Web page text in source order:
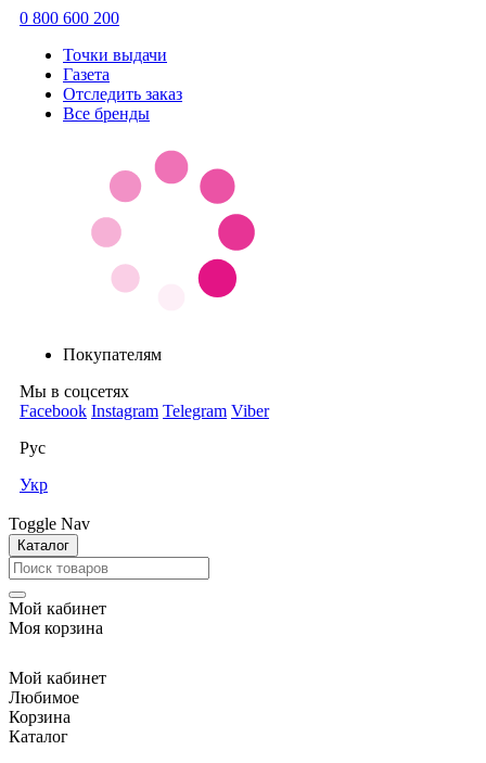
0 800 600 200
Точки выдачи
Газета
Отследить заказ
Все бренды
Покупателям
Мы в соцсетях
Facebook Instagram Telegram Viber
Рус
Укр
Toggle Nav
Каталог
Мой кабинет
Моя корзина
Мой кабинет
Любимое
Корзина
Каталог